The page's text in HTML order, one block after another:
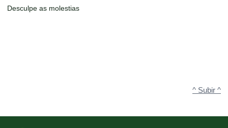
Desculpe as molestias
^ Subir ^